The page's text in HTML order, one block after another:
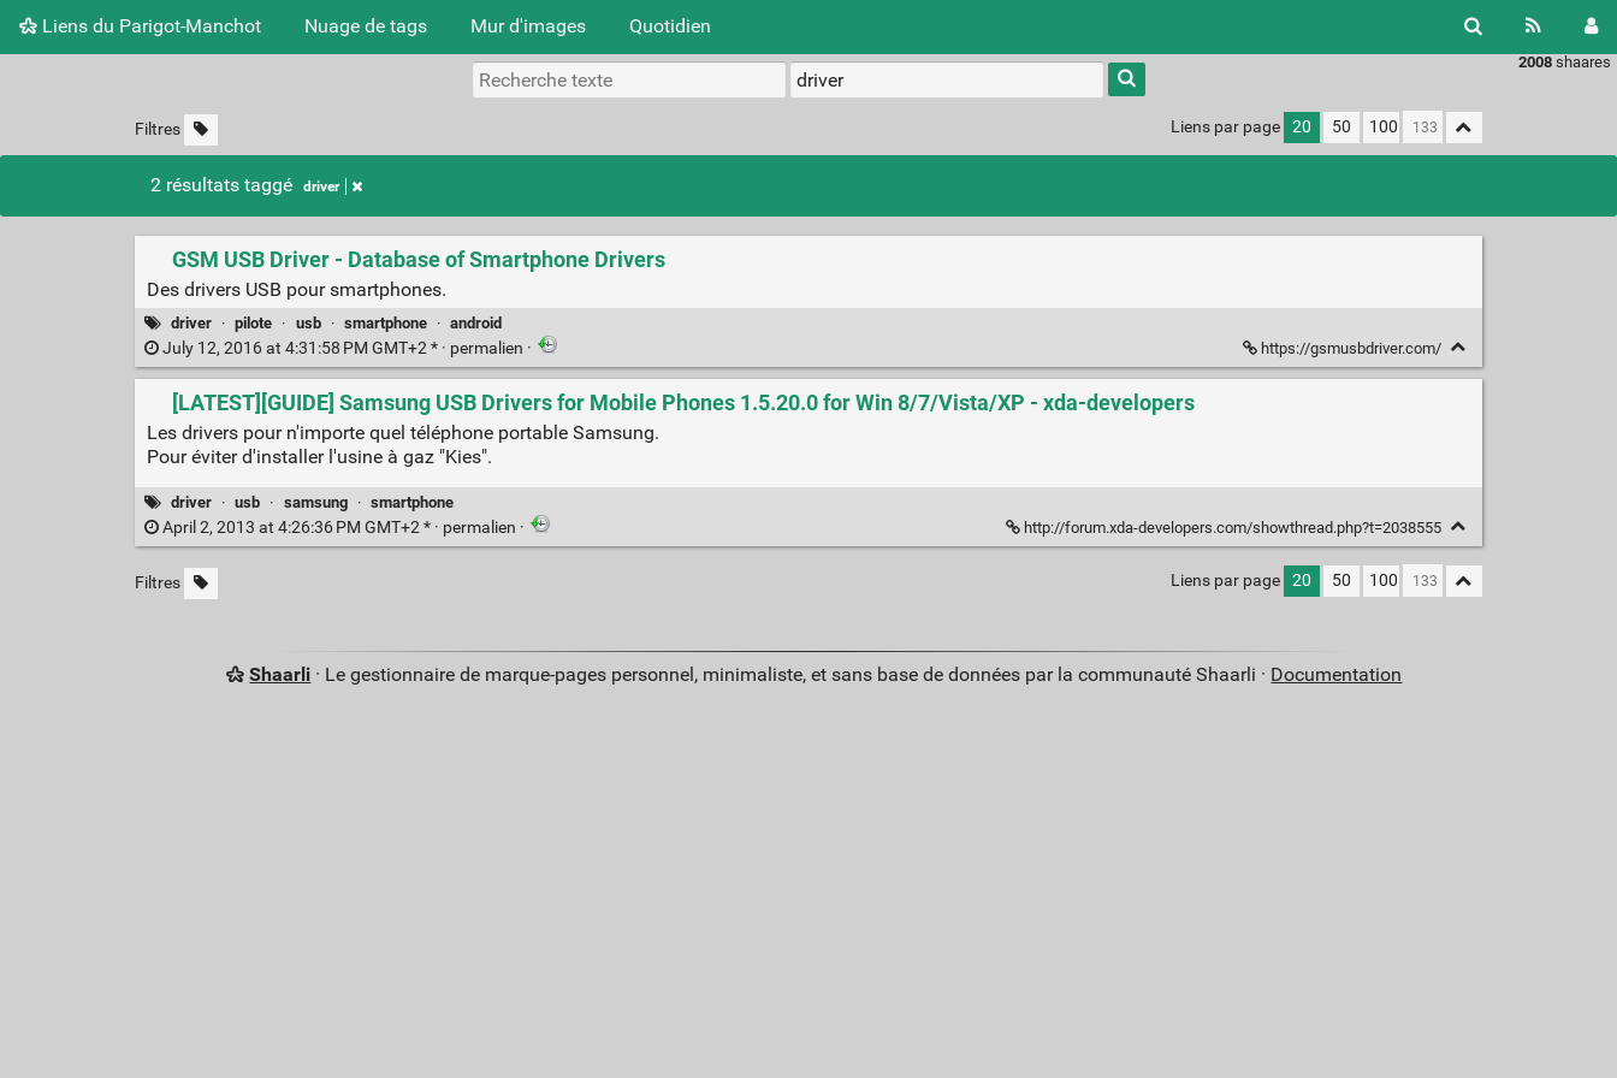
Liens du Parigot-Manchot Nuage de tags Mur d'images Quotidien
2008 shaares
Filtres Liens par page 20 50 100
2 résultats taggé driver
GSM USB Driver - Database of Smartphone Drivers
Des drivers USB pour smartphones.
driver · pilote · usb · smartphone · android
July 12, 2016 at 4:31:58 PM GMT+2 * · permalien · https://gsmusbdriver.com/
[LATEST][GUIDE] Samsung USB Drivers for Mobile Phones 1.5.20.0 for Win 8/7/Vista/XP - xda-developers
Les drivers pour n'importe quel téléphone portable Samsung.
Pour éviter d'installer l'usine à gaz "Kies".
driver · usb · samsung · smartphone
April 2, 2013 at 4:26:36 PM GMT+2 * · permalien · http://forum.xda-developers.com/showthread.php?t=2038555
Filtres Liens par page 20 50 100
Shaarli · Le gestionnaire de marque-pages personnel, minimaliste, et sans base de données par la communauté Shaarli · Documentation